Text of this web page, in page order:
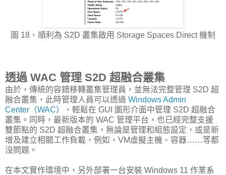
圖 18、順利為 S2D 叢集啟用 Storage Spaces Direct 機制
透過 WAC 管理 S2D 超融合叢集
由於，傳統的容錯移轉叢集管理員，並無法完整管理 S2D 超
融合叢集，此時管理人員可以透過 Windows Admin
Center（WAC）
，輕鬆在 GUI 圖形介面中管理 S2D 超融合
叢集。同時，最新版本的 WAC 管理平台，也已經完整支援
雙節點的 S2D 超融合叢集，無論是管理和組態設定，或是新
增及建立相關工作負載，例如，VM虛擬主機、容器……等都
沒問題。
在本文實作環境中，另外部署一台安裝 Windows 11 作業系